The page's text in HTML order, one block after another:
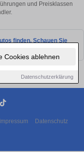
Cookies ablehnen
Datenschutzerklärung
und Preisklassen
finden. Schauen Sie
Impressum Datenschutz